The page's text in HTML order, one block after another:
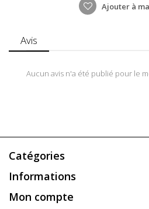
Ajouter à
Avis
Aucun avis n'a été publié pour le
Catégories
Informations
Mon compte